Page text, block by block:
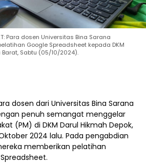
Para dosen Universitas Bina Sarana
Google Spreadsheet kepada DKM
Barat, Sabtu (05/10/2024).
dosen dari Universitas Bina Sarana
penuh semangat menggelar
(PM) di DKM Darul Hikmah Depok,
2024 lalu. Pada pengabdian
memberikan pelatihan